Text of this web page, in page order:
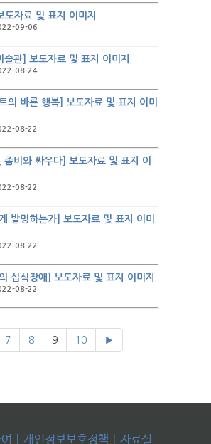
도자료 및 표지 이미지
09-06
술관] 보도자료 및 표지 이미지
08-24
의 바른 행복] 보도자료 및 표지 이미
08-22
좀비와 싸우다] 보도자료 및 표지 이
08-22
발명하는가] 보도자료 및 표지 이미
08-22
섭식장애] 보도자료 및 표지 이미지
08-22
7 8 9 10 ▶
개인정보보호정책 자료실